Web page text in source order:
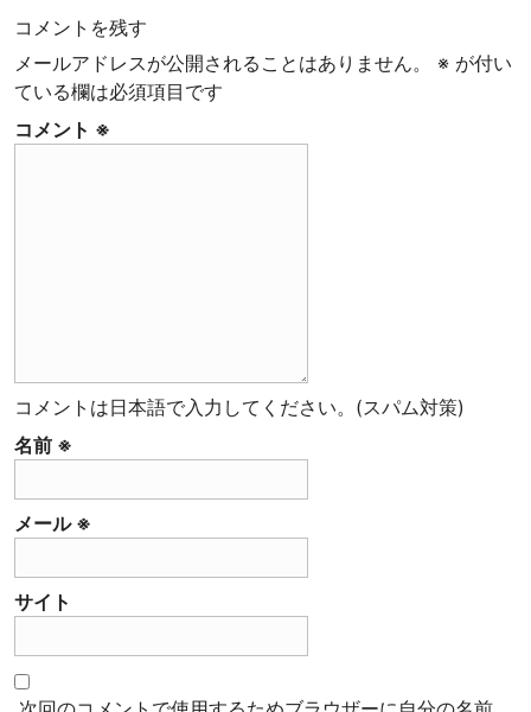
コメントを残す
メールアドレスが公開されることはありません。
※ が付い
ている欄は必須項目です
コメント ※
コメントは日本語で入力してください。(スパム対策)
名前 ※
メール ※
サイト